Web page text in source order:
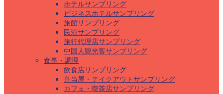
ホテルサンプリング
ビジネスホテルサンプリング
旅館サンプリング
民泊サンプリング
旅行代理店サンプリング
中国人観光客サンプリング
食事・調理
飲食店サンプリング
弁当屋・テイクアウトサンプリング
カフェ・喫茶店サンプリング